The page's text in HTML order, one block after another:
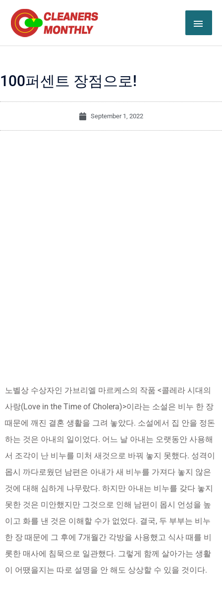
content
100퍼센트 장점으로!
September 1, 2022
노벨상 수상자인 가브리엘 마르케스의 작품 <콜레라 시대의
사랑(Love in the Time of Cholera)>이라는 소설은 비누 한 장
때문에 깨진 결혼 생활을 그려 놓았다. 소설에서 집 안을 정돈
하는 것은 아내의 일이었다. 어느 날 아내는 오랫동안 사용해
서 조각이 난 비누를 미처 새것으로 바꿔 놓지 못했다. 성격이
몹시 까다로웠던 남편은 아내가 새 비누를 가져다 놓지 않은
것에 대해 심하게 나무랐다. 하지만 아내는 비누를 갖다 놓지
못한 것은 미안했지만 그것으로 인해 남편이 몹시 언성을 높
이고 화를 낸 것은 이해할 수가 없었다. 결국, 두 부부는 비누
한 장 때문에 그 후에 7개월간 각방을 사용했고 식사 때를 비
롯한 매사에 침묵으로 일관했다. 그렇게 함께 살아가는 생활
이 어땠을지는 따로 설명을 안 해도 상상할 수 있을 것이다.